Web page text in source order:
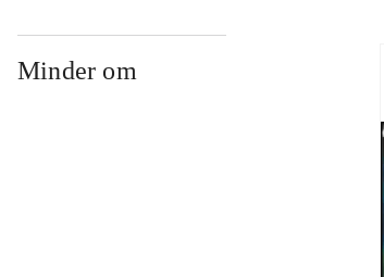
Minder om